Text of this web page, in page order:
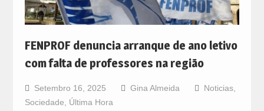
FENPROF denuncia arranque de ano letivo
com falta de professores na região
Setembro 16, 2025 Gina Almeida Noticias,
Sociedade, Última Hora